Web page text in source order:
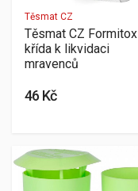
Těsmat CZ
Těsmat CZ Formitox
křída k likvidaci
mravenců
46 Kč